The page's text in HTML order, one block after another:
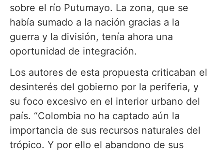
sobre el río Putumayo. La zona, que se
había sumado a la nación gracias a la
guerra y la división, tenía ahora una
oportunidad de integración.
Los autores de esta propuesta criticaban el
desinterés del gobierno por la periferia, y
su foco excesivo en el interior urbano del
país. “Colombia no ha captado aún la
importancia de sus recursos naturales del
trópico. Y por ello el abandono de sus